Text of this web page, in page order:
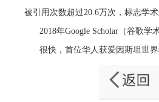
被引用次数超过20.6万次，标志学术
2018年Google Scholar（谷歌
很快，首位华人获爱因斯坦世